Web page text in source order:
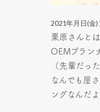
2021年月日(金
栗原さんと
OEMプラン
（先輩だっ
なんでも屋
ングなんだ